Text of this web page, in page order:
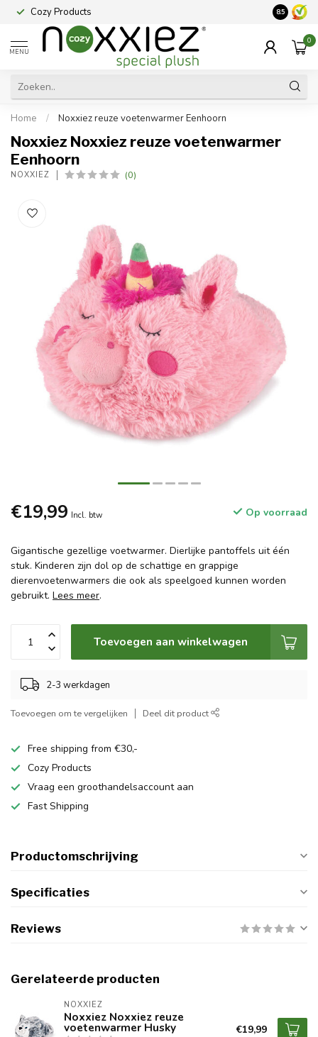
Cozy Products Vraag
8.5
MENU
0
Home / Noxxiez reuze voetenwarmer Eenhoorn
Noxxiez Noxxiez reuze voetenwarmer
Eenhoorn
NOXXIEZ (0)
€19,99 Incl. btw Op voorraad
Gigantische gezellige voetwarmer. Dierlijke pantoffels uit één
stuk. Kinderen zijn dol op de schattige en grappige
dierenvoetenwarmers die ook als speelgoed kunnen worden
gebruikt. Lees meer.
Toevoegen aan winkelwagen
2-3 werkdagen
Toevoegen om te vergelijken Deel dit product
Free shipping from €30,-
Cozy Products
Vraag een groothandelsaccount aan
Fast Shipping
Productomschrijving
Specificaties
Reviews
Gerelateerde producten
NOXXIEZ
Noxxiez Noxxiez reuze
voetenwarmer Husky €19,99